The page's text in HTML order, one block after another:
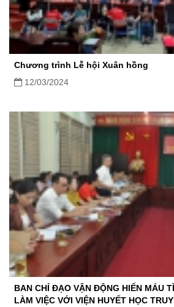
Chương trình Lễ hội Xuân hồng
12/03/2024
BAN CHỈ ĐẠO VẬN ĐỘNG HIẾN MÁU
LÀM VIỆC VỚI VIỆN HUYẾT HỌC